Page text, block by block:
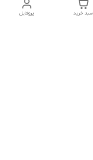
پروفایل سبد خرید